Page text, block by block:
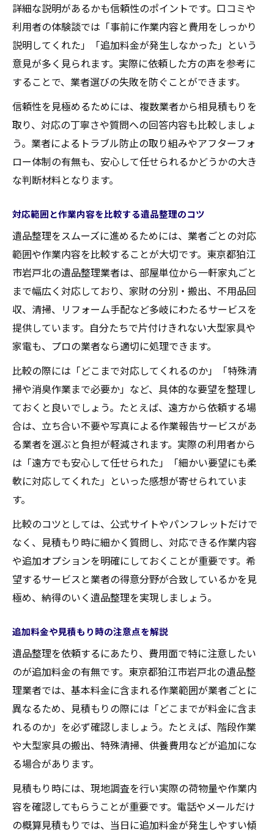
詳細な説明があるかも信頼性のポイントです。口コミや
利用者の体験談では「事前に作業内容と費用をしっかり
説明してくれた」「追加料金が発生しなかった」という
意見が多く見られます。実際に依頼した方の声を参考に
することで、業者選びの失敗を防ぐことができます。
信頼性を見極めるためには、複数業者から相見積もりを
取り、対応の丁寧さや質問への回答内容も比較しましょ
う。業者によるトラブル防止の取り組みやアフターフォ
ロー体制の有無も、安心して任せられるかどうかの大き
な判断材料となります。
対応範囲と作業内容を比較する遺品整理のコツ
遺品整理をスムーズに進めるためには、業者ごとの対応
範囲や作業内容を比較することが大切です。東京都狛江
市岩戸北の遺品整理業者は、部屋単位から一軒家丸ごと
まで幅広く対応しており、家財の分別・搬出、不用品回
収、清掃、リフォーム手配など多岐にわたるサービスを
提供しています。自分たちで片付けきれない大型家具や
家電も、プロの業者なら適切に処理できます。
比較の際には「どこまで対応してくれるのか」「特殊清
掃や消臭作業まで必要か」など、具体的な要望を整理し
ておくと良いでしょう。たとえば、遠方から依頼する場
合は、立ち合い不要や写真による作業報告サービスがあ
る業者を選ぶと負担が軽減されます。実際の利用者から
は「遠方でも安心して任せられた」「細かい要望にも柔
軟に対応してくれた」といった感想が寄せられていま
す。
比較のコツとしては、公式サイトやパンフレットだけで
なく、見積もり時に細かく質問し、対応できる作業内容
や追加オプションを明確にしておくことが重要です。希
望するサービスと業者の得意分野が合致しているかを見
極め、納得のいく遺品整理を実現しましょう。
追加料金や見積もり時の注意点を解説
遺品整理を依頼するにあたり、費用面で特に注意したい
のが追加料金の有無です。東京都狛江市岩戸北の遺品整
理業者では、基本料金に含まれる作業範囲が業者ごとに
異なるため、見積もりの際には「どこまでが料金に含ま
れるのか」を必ず確認しましょう。たとえば、階段作業
や大型家具の搬出、特殊清掃、供養費用などが追加にな
る場合があります。
見積もり時には、現地調査を行い実際の荷物量や作業内
容を確認してもらうことが重要です。電話やメールだけ
の概算見積もりでは、当日に追加料金が発生しやすい傾